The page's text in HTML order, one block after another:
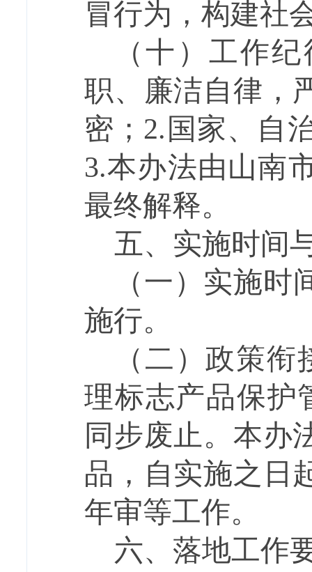
冒行为，构建社
（十）工作
职、廉洁自律，
密； 2. 国家、自
3.本办法由山南
最终解释。
五、实施时间
（一）实施
施行。
（二）政策衔
理标志产品保护
同步废止。本办
品，自实施之日
年审等工作。
六、落地工作